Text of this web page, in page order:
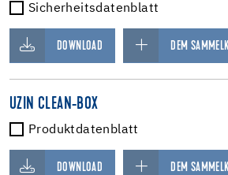
Sicherheitsdatenblatt
DOWNLOAD DEM
UZIN CLEAN-BOX
Produktdatenblatt
DOWNLOAD DEM